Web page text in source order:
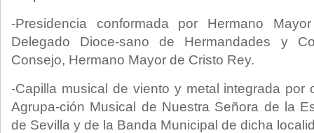
-Presidencia conformada por Hermano
Delegado Dioce-sano de Hermandades y
Consejo, Hermano Mayor de Cristo Rey.
-Capilla musical de viento y metal integrada por
Agrupa-ción Musical de Nuestra Señora de la
de Sevilla y de la Banda Municipal de dicha